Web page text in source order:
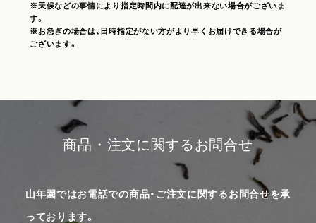
※天候などの事情により指定時間内に配達が出来ない場合がございま
す。
※お急ぎの場合は、日時指定がない方がより早くお届けできる場合が
ございます。
商品・注文に関するお問合せ
山年園ではお電話での商品・ご注文に関するお問合せを承
っております。